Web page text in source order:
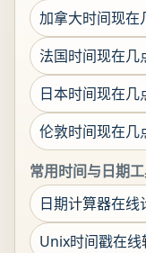
加拿大时间现在
法国时间现在几
日本时间现在几
伦敦时间现在几
常用时间与日期工
日期计算器在线
Unix时间戳在线